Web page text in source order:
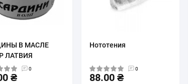
В МАСЛЕ
ЛАТВИЯ
0
₴
Нототения
0
88.00 ₴